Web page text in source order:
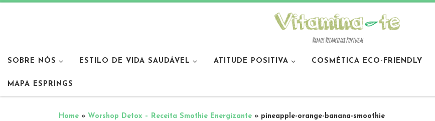
Vamos Vitaminar Portugal
SOBRE NÓS ESTILO DE VIDA SAUDÁVEL ATITUDE POSITIVA COSMÉTICA ECO-FRIENDLY
MAPA ESPRINGS
Home » Worshop Detox – Receita Smothie Energizante » pineapple-orange-banana-smoothie